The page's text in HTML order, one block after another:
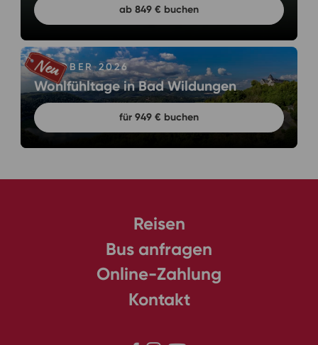
ab 849 € buchen
OKTOBER 2026
Wohlfühltage in Bad Wildungen
für 949 € buchen
Reisen
Bus anfragen
Online-Zahlung
Kontakt